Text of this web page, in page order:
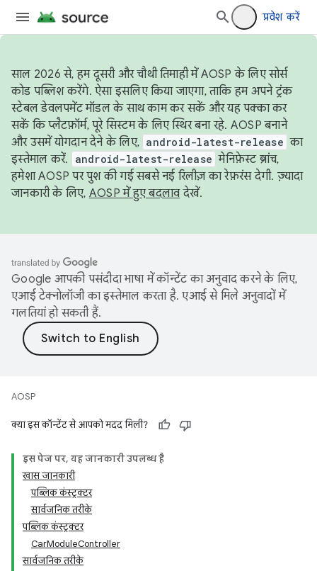
प्रवेश करें
साल 2026 से, हम दूसरी और चौथी तिमाही में AOSP के लिए सोर्स
कोड पब्लिश करेंगे. ऐसा इसलिए किया जाएगा, ताकि हम अपने ट्रंक
स्टेबल डेवलपमेंट मॉडल के साथ काम कर सकें और यह पक्का कर
सकें कि प्लैटफ़ॉर्म, पूरे सिस्टम के लिए स्थिर बना रहे. AOSP बनाने
और उसमें योगदान देने के लिए, android-latest-release का
इस्तेमाल करें.
android-latest-release मेनिफ़ेस्ट ब्रांच,
हमेशा AOSP पर पुश की गई सबसे नई रिलीज़ का रेफ़रंस देगी. ज़्यादा
जानकारी के लिए, AOSP में हुए बदलावदेखें.
Google आपकी पसंदीदा भाषा में कॉन्टेंट का अनुवाद करने के लिए,
एआई टेक्नोलॉजी का इस्तेमाल करता है. एआई से मिले अनुवादों में
गलतियां हो सकती हैं.
AOSP
क्या इस कॉन्टेंट से आपको मदद मिली?
इस पेज पर, यह जानकारी उपलब्ध है
खास जानकारी
पब्लिक कंस्ट्रक्टर
सार्वजनिक तरीके
पब्लिक कंस्ट्रक्टर
CarModuleController
सार्वजनिक तरीके